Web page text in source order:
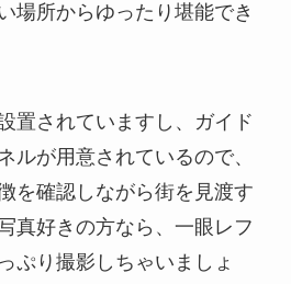
場所からゆったり堪能でき
置されていますし、ガイド
ルが用意されているので、
を確認しながら街を見渡す
真好きの方なら、一眼レフ
ぷり撮影しちゃいましょ